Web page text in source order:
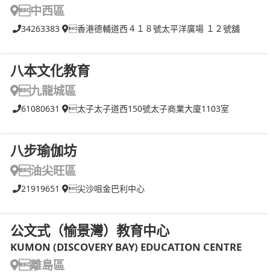
中西區
34263383 香港德輔道西４１８號太平洋廣場 １２號舖
八本文化教育
九龍城區
61080631 太子太子道西150號太子商業大廈1103室
八步瑜伽坊
油尖旺區
21919651 尖沙咀金巴利中心
公文式（愉景灣）教育中心
KUMON (DISCOVERY BAY) EDUCATION CENTRE
離島區